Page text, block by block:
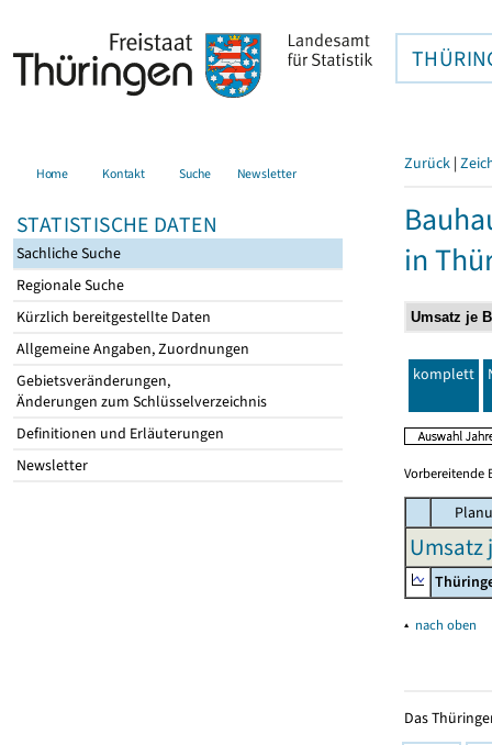
Home Kontakt Suche Newsletter
STATISTISCHE DATEN
Sachliche Suche
Regionale Suche
Kürzlich bereitgestellte Daten
Allgemeine Angaben, Zuordnungen
Gebietsveränderungen,
Änderungen zum Schlüsselverzeichnis
Definitionen und Erläuterungen
Newsletter
Zurück |
in
komplett
Vorbereitende
Umsatz
▴ nach oben
Das